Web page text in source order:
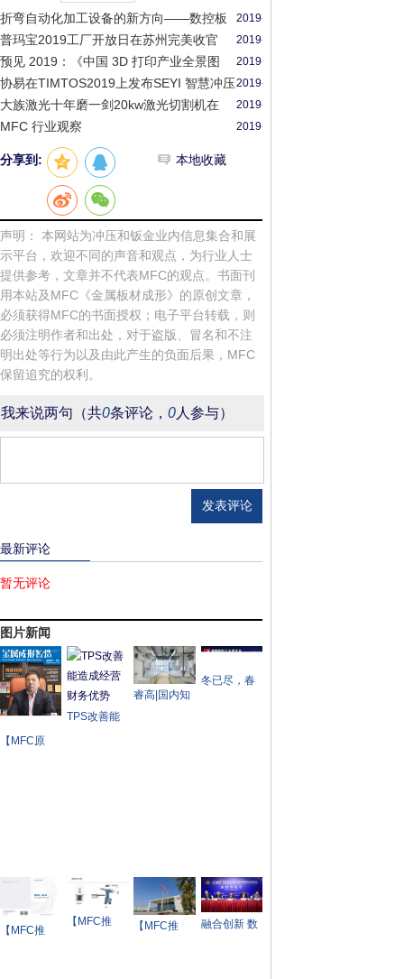
折弯自动化加工设备的新方向——数控板
料折边机 FB2516A
2019-
12-
20
普玛宝2019工厂开放日在苏州完美收官
2019-
12-
20
预见 2019：《中国 3D 打印产业全景图
谱》（附现状、
2019-
12-
20
协易在TIMTOS2019上发布SEYI 智慧冲压
解决
2019-
12-
27
大族激光十年磨一剑20kw激光切割机在
CIMT2019首发
2019-
12-
MFC 行业观察
2019-
分享到: 本地收藏
声明： 本网站为冲压和钣金业内信息集合和展
示平台，欢迎不同的声音和观点，为行业人士
提供参考，文章并不代表MFC的观点。书面刊
用本站及MFC《金属板材成形》的原创文章，
必须获得MFC的书面授权；电子平台转载，则
必须注明作者和出处，对于盗版、冒名和不注
明出处等行为以及由此产生的负面后果，MFC
保留追究的权利。
我来说两句 （共0条评论， 0人参与）
最新评论
暂无评论
图片新闻
【MFC原
造领军企业
TPS改善能
睿高|国内知
冬已尽，春
【MFC推
【MFC推
【MFC推
融合创新 数